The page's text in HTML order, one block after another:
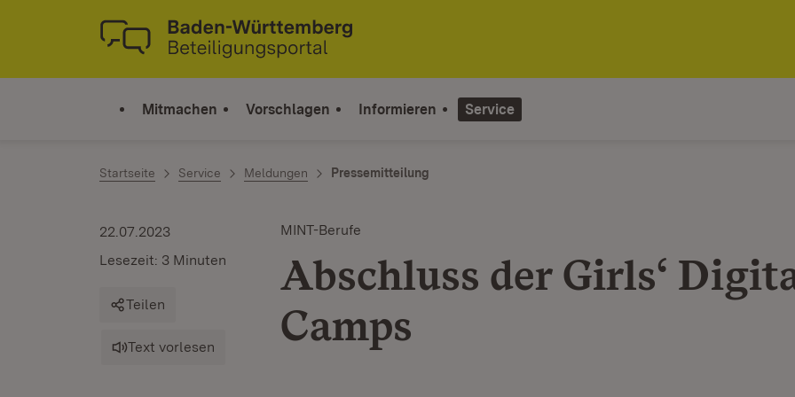
Zum Inhalt springen
Link zur Startseite
Mitmachen Vorschlagen Informieren Service
Startseite Service Meldungen Pressemitteilung
MINT-Berufe
Abschluss der Girls‘
Camps
22.07.2023
Lesezeit: 3 Minuten
Teilen
Text vorlesen